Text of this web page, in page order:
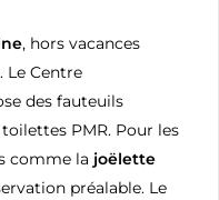
, hors vacances
Le Centre
des fauteuils
PMR. Pour les
comme la joëlette
préalable. Le